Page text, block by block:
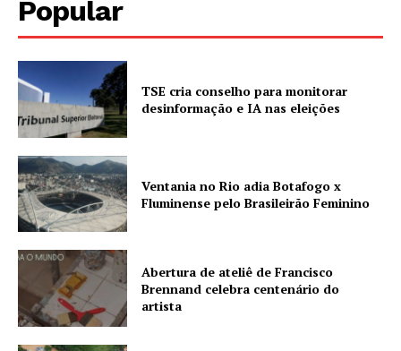
Popular
TSE cria conselho para monitorar
desinformação e IA nas eleições
Ventania no Rio adia Botafogo x
Fluminense pelo Brasileirão Feminino
Abertura de ateliê de Francisco
Brennand celebra centenário do
artista